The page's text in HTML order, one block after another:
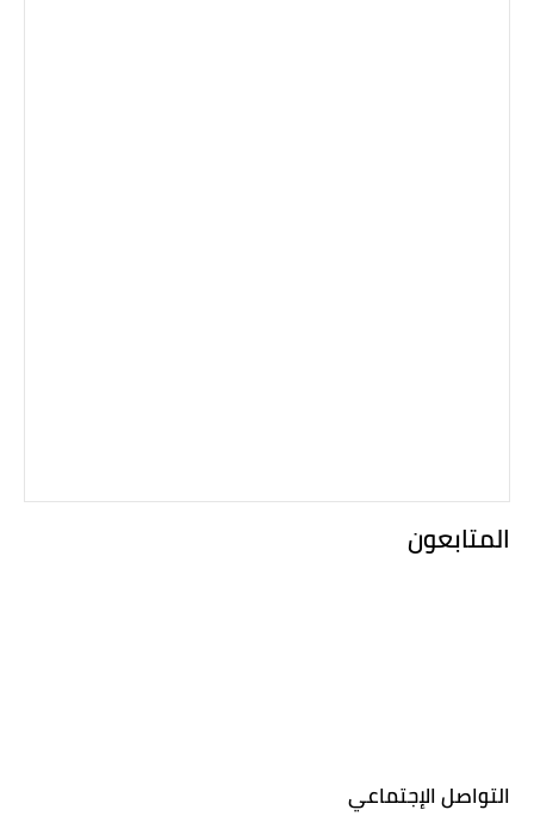
المتابعون
التواصل الإجتماعي